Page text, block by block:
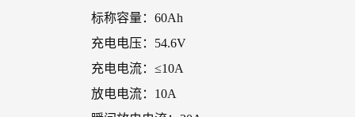
标称容量：60Ah
充电电压：54.6V
充电电流：≤10A
放电电流：10A